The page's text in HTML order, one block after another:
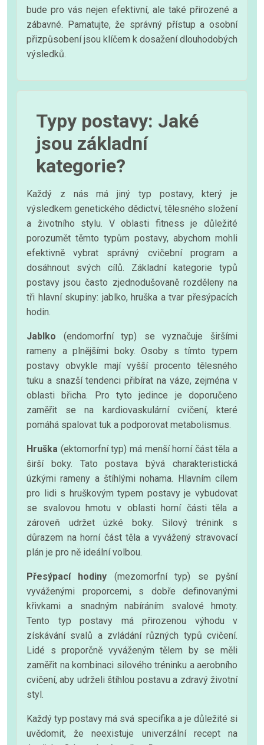
bude pro vás nejen efektivní, ale také přirozené a
zábavné. Pamatujte, že správný přístup a osobní
přizpůsobení jsou klíčem k dosažení dlouhodobých
výsledků.
Typy postavy: Jaké
jsou základní
kategorie?
Každý z nás má jiný typ postavy, který je
výsledkem genetického dědictví, tělesného složení
a životního stylu. V oblasti fitness je důležité
porozumět těmto typům postavy, abychom mohli
efektivně vybrat správný cvičební program a
dosáhnout svých cílů. Základní kategorie typů
postavy jsou často zjednodušovaně rozděleny na
tři hlavní skupiny: jablko, hruška a tvar přesýpacích
hodin.
Jablko (endomorfní typ) se vyznačuje širšími
rameny a plnějšími boky. Osoby s tímto typem
postavy obvykle mají vyšší procento tělesného
tuku a snazší tendenci přibírat na váze, zejména v
oblasti břicha. Pro tyto jedince je doporučeno
zaměřit se na kardiovaskulární cvičení, které
pomáhá spalovat tuk a podporovat metabolismus.
Hruška (ektomorfní typ) má menší horní část těla a
širší boky. Tato postava bývá charakteristická
úzkými rameny a štíhlými nohama. Hlavním cílem
pro lidi s hruškovým typem postavy je vybudovat
se svalovou hmotu v oblasti horní části těla a
zároveň udržet úzké boky. Silový trénink s
důrazem na horní část těla a vyvážený stravovací
plán je pro ně ideální volbou.
Přesýpací hodiny (mezomorfní typ) se pyšní
vyváženými proporcemi, s dobře definovanými
křivkami a snadným nabíráním svalové hmoty.
Tento typ postavy má přirozenou výhodu v
získávání svalů a zvládání různých typů cvičení.
Lidé s proporčně vyváženým tělem by se měli
zaměřit na kombinaci silového tréninku a aerobního
cvičení, aby udrželi štíhlou postavu a zdravý životní
styl.
Každý typ postavy má svá specifika a je důležité si
uvědomit, že neexistuje univerzální recept na